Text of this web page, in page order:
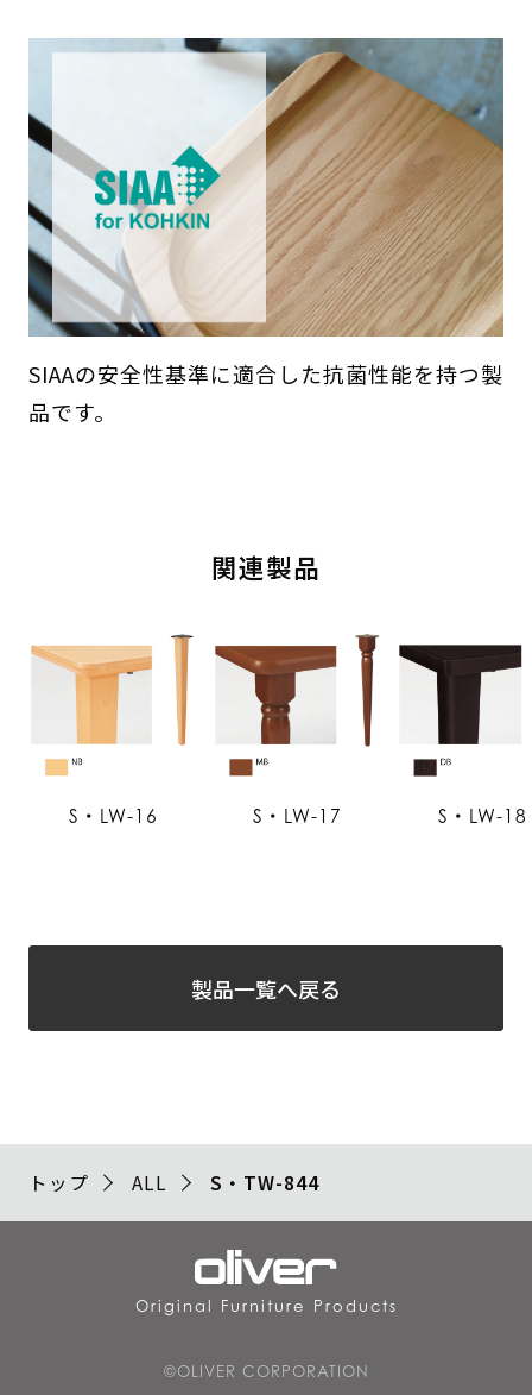
SIAAの安全性基準に適合した抗菌性能を持つ製
品です。
関連製品
S・LW-16 S・LW-17 S・LW-18
製品一覧へ戻る
トップ ALL S・TW-844
Original Furniture Products
©OLIVER CORPORATION